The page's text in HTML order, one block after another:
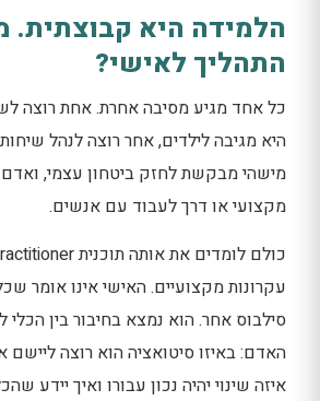
הלמידה היא קבוצתית.
התהליך לאישי?
כל אחד מגיע מסיבה אחרת. אחת רוצה
היא מגיבה לילדים, אחר רוצה לנהל
מישהי מבקשת לחזק ביטחון עצמי,
מקצועי או דרך לעבוד עם אנשים.
עקרונות מקצועיים. האישי אינו אומר
סילבוס אחר. הוא נמצא בחיבור בין
האדם: באיזו סיטואציה הוא רוצה ליישם
איזה שינוי יהיה נכון עבורו ואיך יידע